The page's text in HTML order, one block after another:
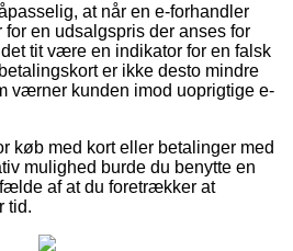
at når en e-forhandler
en udsalgspris der anses for
tit være en indikator for en falsk
er ikke desto mindre
værner kunden imod uoprigtige e-
køb med kort eller betalinger med
mulighed burde du benytte en
af at du foretrækker at
tid.